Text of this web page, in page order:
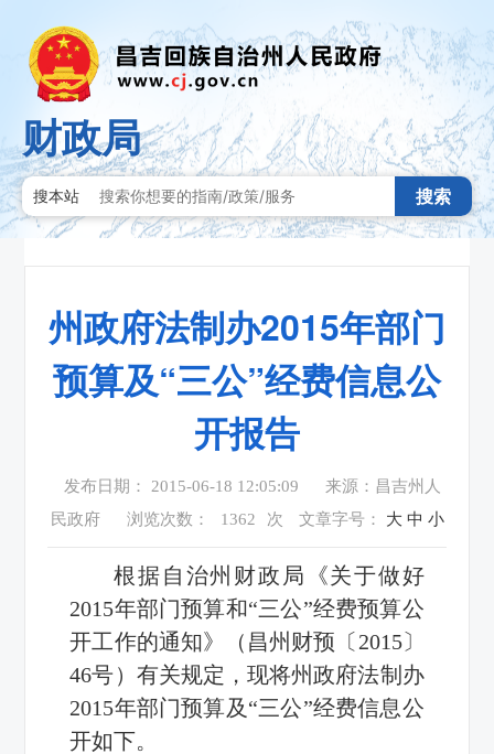
财政局
搜本站 搜索
州政府法制办2015年部门
预算及“三公”经费信息公
开报告
发布日期： 2015-06-18 12:05:09
来源：昌吉州人
民政府
浏览次数： 1362 次 文章字号： 大 中 小
根据自治州财政局《关于做好
2015年部门预算和“三公”经费预算公
开工作的通知》（昌州财预〔2015〕
46号）有关规定，现将州政府法制办
2015年部门预算及“三公”经费信息公
开如下。